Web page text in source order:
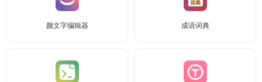
颜文字编辑器 成语词典